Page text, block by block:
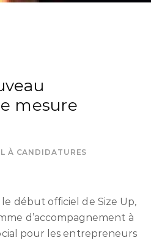
mesure
À CANDIDATURES
début officiel de Size Up,
d’accompagnement à
pour les entrepreneurs